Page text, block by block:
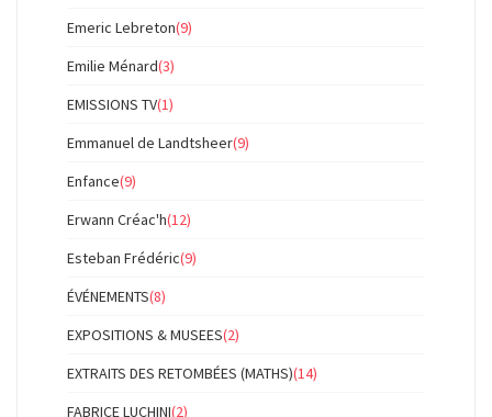
Emeric Lebreton(9)
Emilie Ménard(3)
EMISSIONS TV(1)
Emmanuel de Landtsheer(9)
Enfance(9)
Erwann Créac'h(12)
Esteban Frédéric(9)
ÉVÉNEMENTS(8)
EXPOSITIONS & MUSEES(2)
EXTRAITS DES RETOMBÉES (MATHS)(14)
FABRICE LUCHINI(2)